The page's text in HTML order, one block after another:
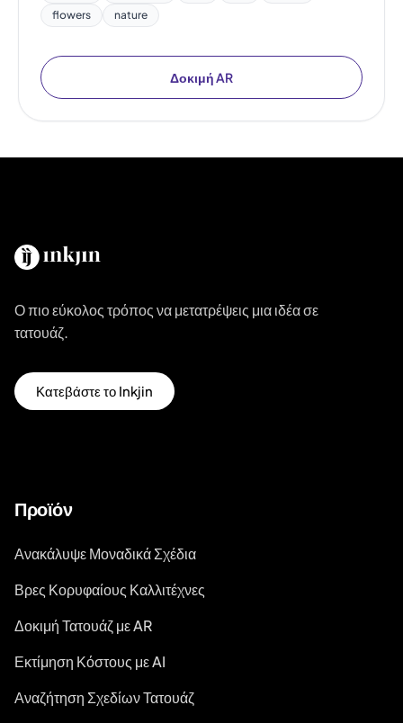
flowers
nature
Δοκιμή AR
Ο πιο εύκολος τρόπος να μετατρέψεις μια ιδέα σε
τατουάζ.
Κατεβάστε το Inkjin
Προϊόν
Ανακάλυψε Μοναδικά Σχέδια
Βρες Κορυφαίους Καλλιτέχνες
Δοκιμή Τατουάζ με AR
Εκτίμηση Κόστους με AI
Αναζήτηση Σχεδίων Τατουάζ